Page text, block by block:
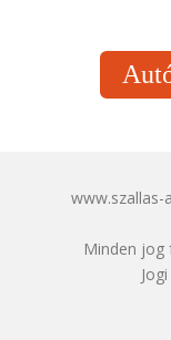
Minden